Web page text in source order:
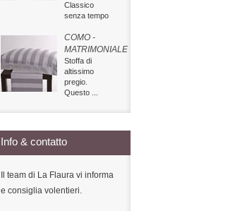
Classico
senza tempo
COMO -
MATRIMONIALE
Stoffa di
altissimo
pregio.
Questo ...
Info & contatto
Il team di La Flaura vi informa
e consiglia volentieri.